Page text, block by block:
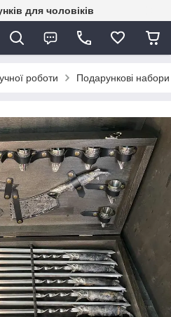
для чоловіків
роботи Подарункові